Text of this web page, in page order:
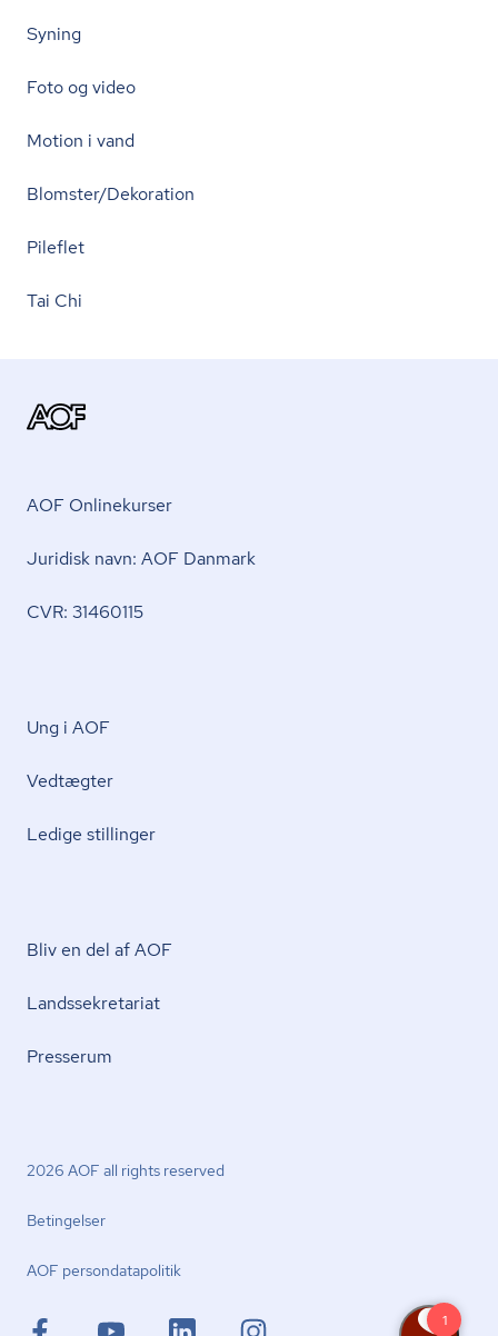
Syning
Foto og video
Motion i vand
Blomster/Dekoration
Pileflet
Tai Chi
AOF Onlinekurser
Juridisk navn: AOF Danmark
CVR: 31460115
Ung i AOF
Vedtægter
Ledige stillinger
Bliv en del af AOF
Lands­se­kre­ta­ri­at
Presserum
2026 AOF all rights reserved
Betingelser
AOF per­son­da­ta­po­li­tik